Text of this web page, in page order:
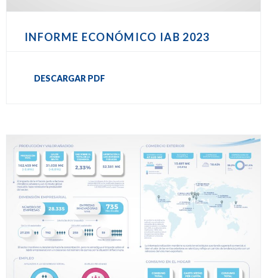
INFORME ECONÓMICO IAB 2023
DESCARGAR PDF